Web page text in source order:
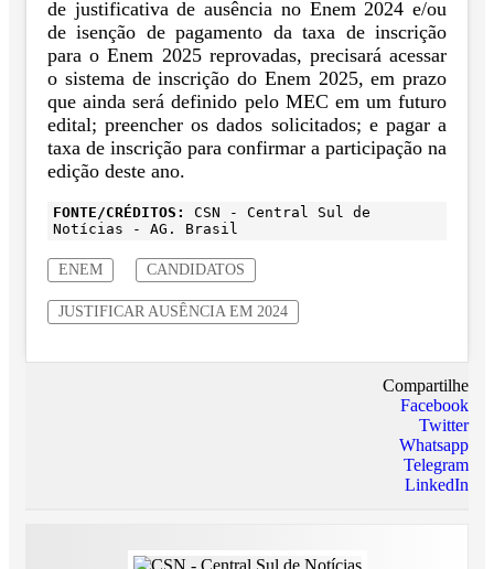
de justificativa de ausência no Enem 2024 e/ou
de isenção de pagamento da taxa de inscrição
para o Enem 2025 reprovadas, precisará acessar
o sistema de inscrição do Enem 2025, em prazo
que ainda será definido pelo MEC em um futuro
edital; preencher os dados solicitados; e pagar a
taxa de inscrição para confirmar a participação na
edição deste ano.
FONTE/CRÉDITOS:
CSN - Central Sul de
Notícias - AG. Brasil
ENEM CANDIDATOS
JUSTIFICAR AUSÊNCIA EM 2024
Compartilhe
Facebook
Twitter
Whatsapp
Telegram
LinkedIn